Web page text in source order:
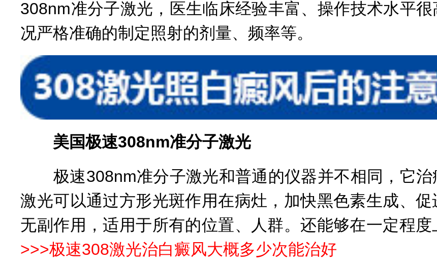
308nm准分子激光，医生临床经验丰富、操作技术水平
况严格准确的制定照射的剂量、频率等。
美国极速308nm准分子激光
极速308nm准分子激光和普通的仪器并不相同，它治
激光可以通过方形光斑作用在病灶，加快黑色素生成、促
无副作用，适用于所有的位置、人群。还能够在一定程度
>>>极速308激光治白癜风大概多少次能治好